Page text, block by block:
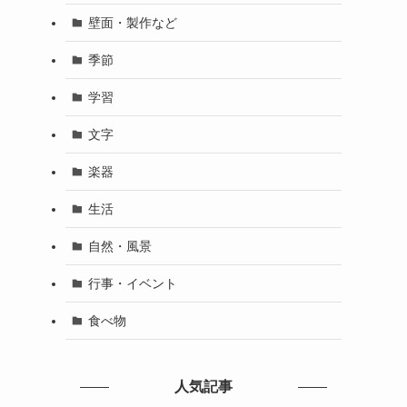
壁面・製作など
季節
学習
文字
楽器
生活
自然・風景
行事・イベント
食べ物
人気記事